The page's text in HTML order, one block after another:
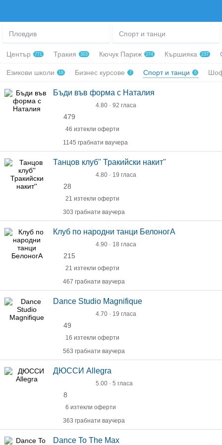
Пловдив Спорт и танци
Център 771 Тракия 303 Кючук Париж 274 Кършияка 237
Езикови школи 16 Бизнес курсове 7 Спорт и танци 6
Бъди във форма с Наталия
4.80 · 92 гласа
479
46 изтекли оферти
1145 грабнати ваучера
Танцов клуб'' Тракийски накит''
4.80 · 19 гласа
28
21 изтекли оферти
303 грабнати ваучера
Клуб по народни танци БелоногА
4.90 · 18 гласа
215
21 изтекли оферти
467 грабнати ваучера
Dance Studio Magnifique
4.70 · 19 гласа
49
16 изтекли оферти
563 грабнати ваучера
ДЮССИ Allegra
5.00 · 5 гласа
8
6 изтекли оферти
363 грабнати ваучера
Dance To The Мax